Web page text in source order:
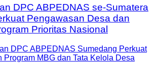
DPC ABPEDNAS se-Sumatera
Pengawasan Desa dan
Prioritas Nasional